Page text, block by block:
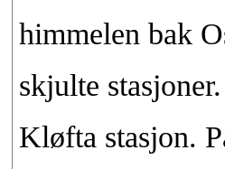
himmelen bak
skjulte
Kløfta stasjon.